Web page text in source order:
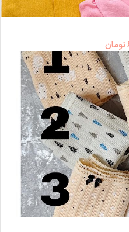
تومان